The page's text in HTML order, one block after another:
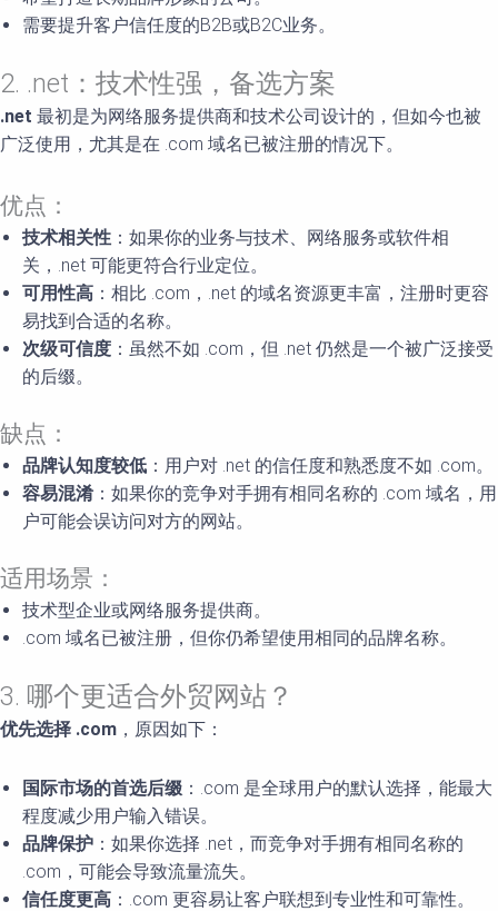
需要提升客户信任度的B2B或B2C业务。
2. .net：技术性强，备选方案
.net 最初是为网络服务提供商和技术公司设计的，但如今也被
广泛使用，尤其是在 .com 域名已被注册的情况下。
优点：
技术相关性 ：如果你的业务与技术、网络服务或软件相
关，.net 可能更符合行业定位。
可用性高 ：相比 .com，.net 的域名资源更丰富，注册时更容
易找到合适的名称。
次级可信度 ：虽然不如 .com，但 .net 仍然是一个被广泛接受
的后缀。
缺点：
品牌认知度较低 ：用户对 .net 的信任度和熟悉度不如 .com。
容易混淆 ：如果你的竞争对手拥有相同名称的 .com 域名，用
户可能会误访问对方的网站。
适用场景：
技术型企业或网络服务提供商。
.com 域名已被注册，但你仍希望使用相同的品牌名称。
3. 哪个更适合外贸网站？
优先选择 .com ，原因如下：
国际市场的首选后缀 ：.com 是全球用户的默认选择，能最大
程度减少用户输入错误。
品牌保护 ：如果你选择 .net，而竞争对手拥有相同名称的
.com，可能会导致流量流失。
信任度更高 ：.com 更容易让客户联想到专业性和可靠性。